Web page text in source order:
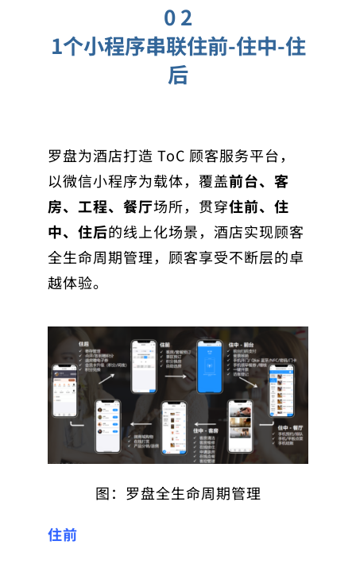
0 2
1个小程序串联住前-住中-住
后
罗盘为酒店打造 ToC 顾客服务平台，
以微信小程序为载体，覆盖前台、客
房、工程、餐厅场所，贯穿住前、住
中、住后的线上化场景，酒店实现顾客
全生命周期管理，顾客享受不断层的卓
越体验。
图：罗盘全生命周期管理
住前